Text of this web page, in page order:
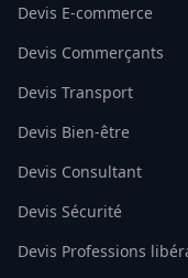
Devis E-commerce
Devis Commerçants
Devis Transport
Devis Bien-être
Devis Consultant
Devis Sécurité
Devis Professions